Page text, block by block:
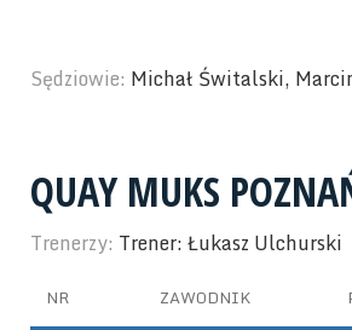
Sędziowie: Michał Świtalski,
QUAY MUKS
Trenerzy: Trener: Łukasz Ulchurski
NR ZAWODNIK